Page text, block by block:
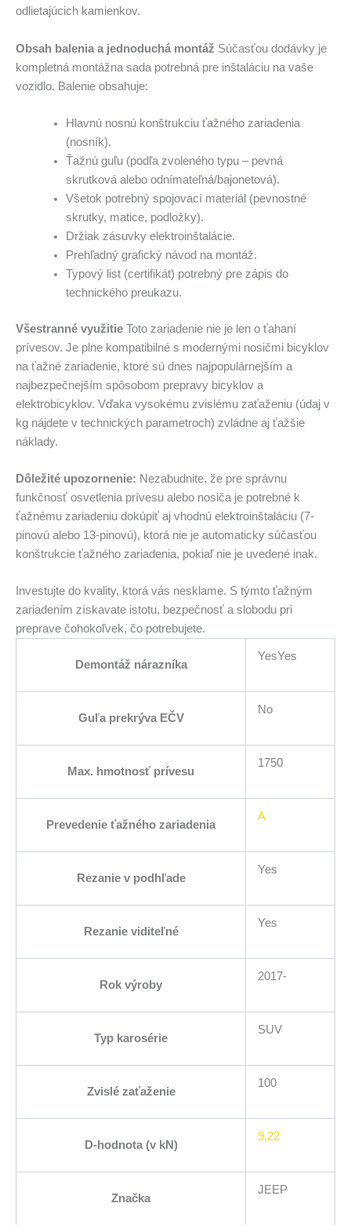
odlietajúcich kamienkov.
Obsah balenia a jednoduchá montáž Súčasťou dodávky je
kompletná montážna sada potrebná pre inštaláciu na vaše
vozidlo. Balenie obsahuje:
Hlavnú nosnú konštrukciu ťažného zariadenia
(nosník).
Ťažnú guľu (podľa zvoleného typu – pevná
skrutková alebo odnímateľná/bajonetová).
Všetok potrebný spojovací materiál (pevnostné
skrutky, matice, podložky).
Držiak zásuvky elektroinštalácie.
Prehľadný grafický návod na montáž.
Typový list (certifikát) potrebný pre zápis do
technického preukazu.
Všestranné využitie Toto zariadenie nie je len o ťahaní
prívesov. Je plne kompatibilné s modernými nosičmi bicyklov
na ťažné zariadenie, ktoré sú dnes najpopulárnejším a
najbezpečnejším spôsobom prepravy bicyklov a
elektrobicyklov. Vďaka vysokému zvislému zaťaženiu (údaj v
kg nájdete v technických parametroch) zvládne aj ťažšie
náklady.
Dôležité upozornenie: Nezabudnite, že pre správnu
funkčnosť osvetlenia prívesu alebo nosiča je potrebné k
ťažnému zariadeniu dokúpiť aj vhodnú elektroinštaláciu (7-
pinovú alebo 13-pinovú), ktorá nie je automaticky súčasťou
konštrukcie ťažného zariadenia, pokiaľ nie je uvedené inak.
Investujte do kvality, ktorá vás nesklame. S týmto ťažným
zariadením získavate istotu, bezpečnosť a slobodu pri
preprave čohokoľvek, čo potrebujete.
Demontáž nárazníka
YesYes
Guľa prekrýva EČV
No
Max. hmotnosť prívesu
1750
Prevedenie ťažného zariadenia
A
Rezanie v podhľade
Yes
Rezanie viditeľné
Yes
Rok výroby
2017-
Typ karosérie
SUV
Zvislé zaťaženie
100
D-hodnota (v kN)
9,22
Značka
JEEP